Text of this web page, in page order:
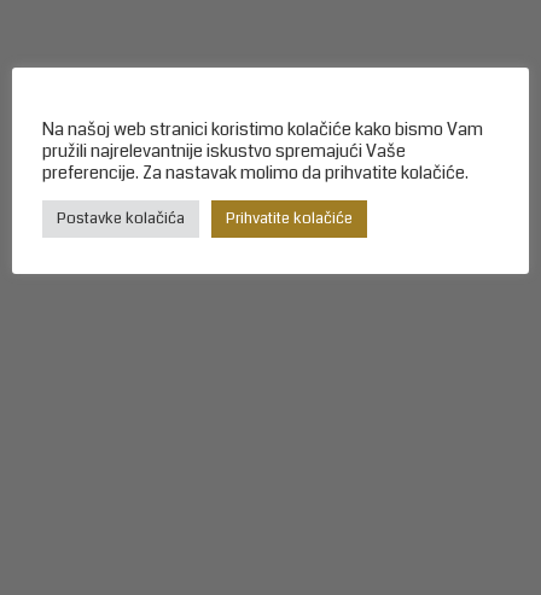
Na našoj web stranici koristimo kolačiće kako bismo Vam
pružili najrelevantnije iskustvo spremajući Vaše
preferencije. Za nastavak molimo da prihvatite kolačiće.
Postavke kolačića Prihvatite kolačiće